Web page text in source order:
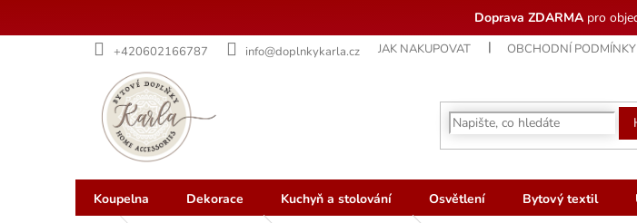
Doprava ZDARMApro
+420602166787 info@doplnkykarla.cz JAK NAKUPOVAT OBCHODNÍ PODMÍNKY
Koupelna Dekorace Kuchyň a stolování Osvětlení Bytový textil